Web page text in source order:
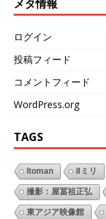
メタ情報
ログイン
投稿フィード
コメントフィード
WordPress.org
TAGS
Itoman 8ミリ
撮影：屋冨祖正弘
東アジア映像館